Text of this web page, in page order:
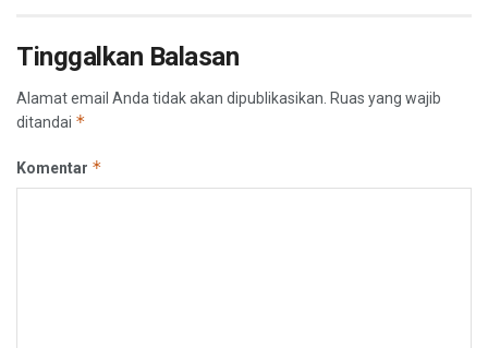
Tinggalkan Balasan
Alamat email Anda tidak akan dipublikasikan. Ruas yang wajib
ditandai *
Komentar *